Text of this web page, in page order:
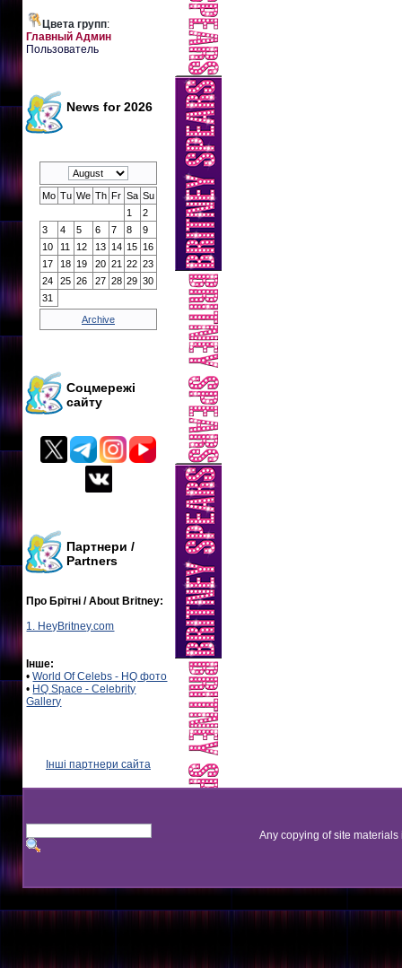
Цвета групп:
Главный Админ
Пользователь
News for 2026
Mo Tu We Th Fr Sa Su
1
2
3
4 5 6 7 8
9
10
11 12 13 14 15 16
17
18 19 20 21 22 23
24
25 26 27 28 29 30
31
Archive
Соцмережі
сайту
Партнери /
Partners
Про Брітні / About Britney:
1. HeyBritney.com
Інше:
•World Of Celebs - HQ фото
• HQ Space - Celebrity
Gallery
Інші партнери сайта
Any copying of site